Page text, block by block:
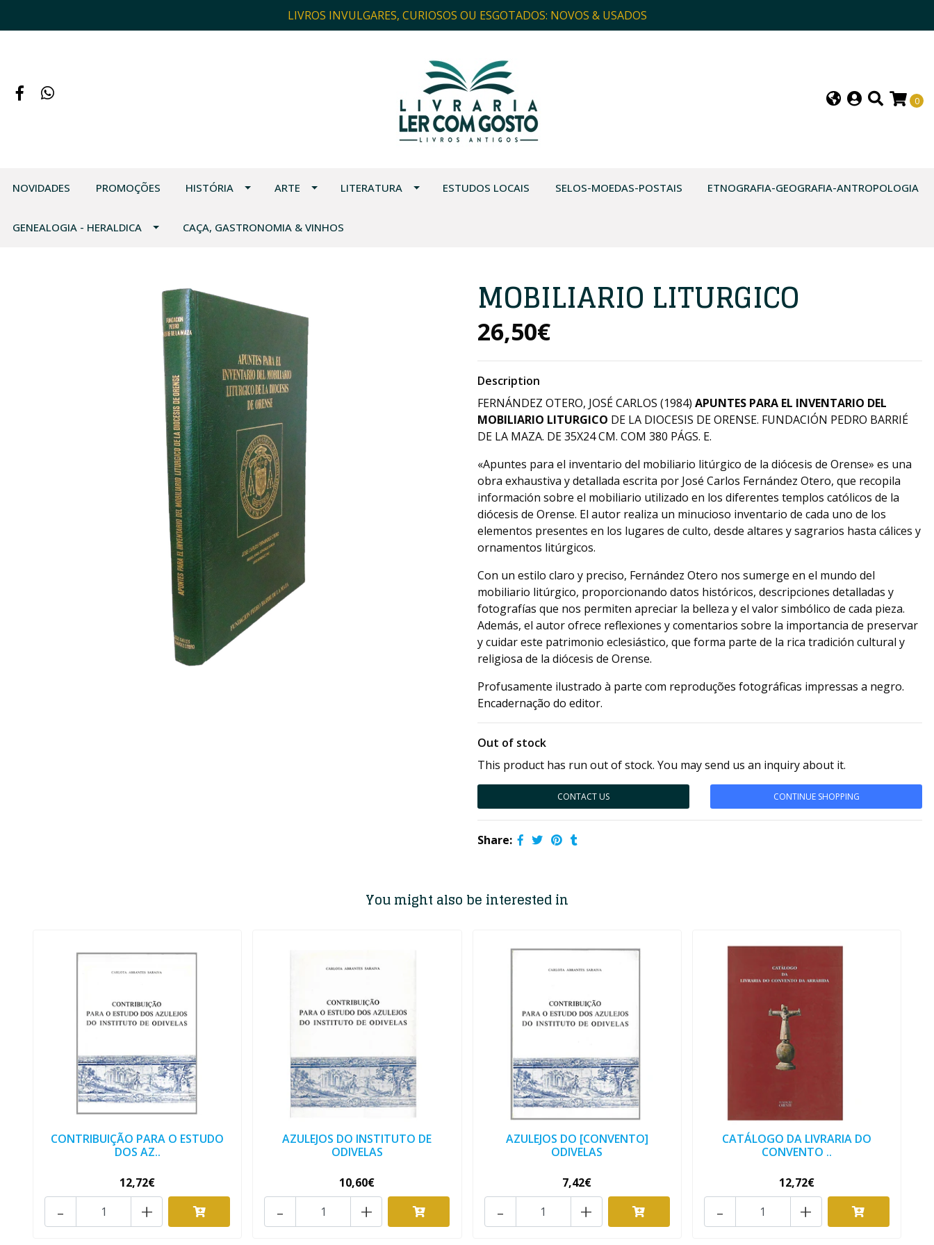
LIVROS INVULGARES, CURIOSOS OU ESGOTADOS: NOVOS & USADOS
0
NOVIDADES PROMOÇÕES HISTÓRIA ARTE LITERATURA ESTUDOS LOCAIS SELOS-MOEDAS-POSTAIS ETNOGRAFIA-GEOGRAFIA-ANTROPOLOGIA
GENEALOGIA - HERALDICA CAÇA, GASTRONOMIA & VINHOS
MOBILIARIO LITURGICO
26,50€
Description
FERNÁNDEZ OTERO, JOSÉ CARLOS (1984) APUNTES PARA EL INVENTARIO DEL
MOBILIARIO LITURGICO DE LA DIOCESIS DE ORENSE. FUNDACIÓN PEDRO BARRIÉ
DE LA MAZA. DE 35X24 CM. COM 380 PÁGS. E.
«Apuntes para el inventario del mobiliario litúrgico de la diócesis de Orense» es una
obra exhaustiva y detallada escrita por José Carlos Fernández Otero, que recopila
información sobre el mobiliario utilizado en los diferentes templos católicos de la
diócesis de Orense. El autor realiza un minucioso inventario de cada uno de los
elementos presentes en los lugares de culto, desde altares y sagrarios hasta cálices y
ornamentos litúrgicos.
Con un estilo claro y preciso, Fernández Otero nos sumerge en el mundo del
mobiliario litúrgico, proporcionando datos históricos, descripciones detalladas y
fotografías que nos permiten apreciar la belleza y el valor simbólico de cada pieza.
Además, el autor ofrece reflexiones y comentarios sobre la importancia de preservar
y cuidar este patrimonio eclesiástico, que forma parte de la rica tradición cultural y
religiosa de la diócesis de Orense.
Profusamente ilustrado à parte com reproduções fotográficas impressas a negro.
Encadernação do editor.
Out of stock
This product has run out of stock. You may send us an inquiry about it.
CONTACT US CONTINUE SHOPPING
Share:
You might also be interested in
CONTRIBUIÇÃO PARA O ESTUDO
DOS AZ..
12,72€
+
-
AZULEJOS DO INSTITUTO DE
ODIVELAS
10,60€
+
-
AZULEJOS DO [CONVENTO]
ODIVELAS
7,42€
+
-
CATÁLOGO DA LIVRARIA DO
CONVENTO ..
12,72€
+
-